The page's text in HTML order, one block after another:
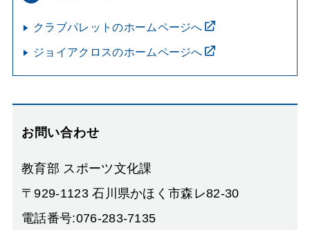
クラブパレットのホームページへ
ジョイアクロスのホームページへ
お問い合わせ
教育部 スポーツ文化課
〒929-1123 石川県かほく市森レ82-30
電話番号:076-283-7135